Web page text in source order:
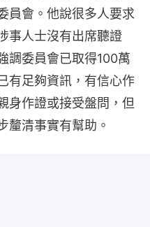
員會。他說很多人要求
事人士沒有出席聽證
調委員會已取得100萬
有足夠資訊，有信心作
身作證或接受盤問，但
釐清事實有幫助。